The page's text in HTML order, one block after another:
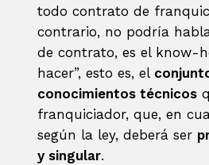
todo contrato de
contrario, no podría
de contrato, es el know-
hacer”, esto es, el
conocimientos técnicos
franquiciador, que, en
según la ley, deberá ser
y singular.